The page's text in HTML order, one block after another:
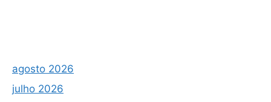
agosto 2026
julho 2026